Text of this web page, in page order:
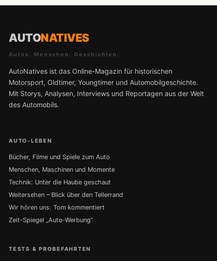
AUTONATIVES
Autos. Menschen. Geschichten.
AutoNatives ist das Online-Magazin für historischen
Motorsport, Oldtimer, Youngtimer und Automobilgeschichte.
Mit Storys, Analysen, Interviews und Reportagen aus der Welt
des Automobils.
AUTO-LEBEN
Bücher, Filme und Spiele zum Auto
Menschen, Maschinen und Momente
Technik: Unter die Haube geschaut
Weitersehen – Blick über den Tellerrand
Wir hören uns: Tom kommentiert
Zeit-Spiegel „Auto-Werbung“
TESTS & PROBEFAHRTEN